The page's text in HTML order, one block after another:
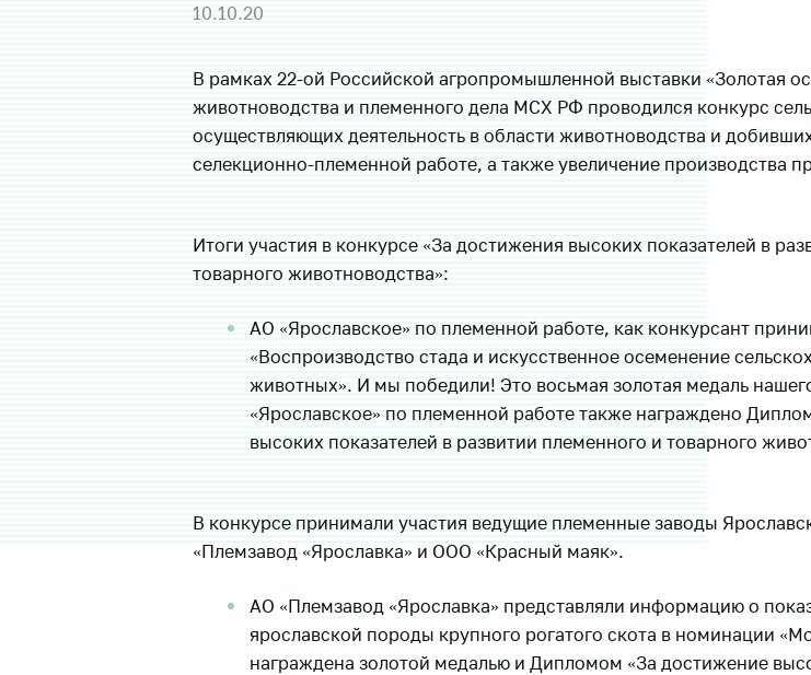
10.10.20
В рамках 22-ой Российской агропромышленной выставки «Золотая
животноводства и племенного дела МСХ РФ проводился конкурс
осуществляющих деятельность в области животноводства и
селекционно-племенной работе, а также увеличение производства
Итоги участия в конкурсе «За достижения высоких показателей в
товарного животноводства»:
АО «Ярославское» по племенной работе, как конкурсант
«Воспроизводство стада и искусственное осеменение
животных». И мы победили! Это восьмая золотая медаль
«Ярославское» по племенной работе также награждено
высоких показателей в развитии племенного и товарного
В конкурсе принимали участия ведущие племенные заводы
«Племзавод «Ярославка» и ООО «Красный маяк».
АО «Племзавод «Ярославка» представляли информацию о
ярославской породы крупного рогатого скота в номинации
награждена золотой медалью и Дипломом «За достижение